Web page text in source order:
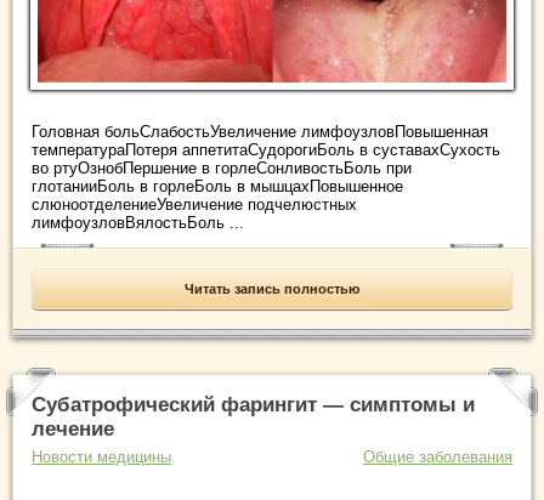
Головная больСлабостьУвеличение лимфоузловПовышенная
температураПотеря аппетитаСудорогиБоль в суставахСухость
во ртуОзнобПершение в горлеСонливостьБоль при
глотанииБоль в горлеБоль в мышцахПовышенное
слюноотделениеУвеличение подчелюстных
лимфоузловВялостьБоль ...
Читать запись полностью
Субатрофический фарингит — симптомы и
лечение
Новости медицины Общие заболевания